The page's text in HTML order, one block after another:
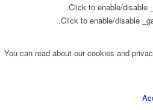
Click to enable/disable
Click to enable/disable
You can read about our cookies and